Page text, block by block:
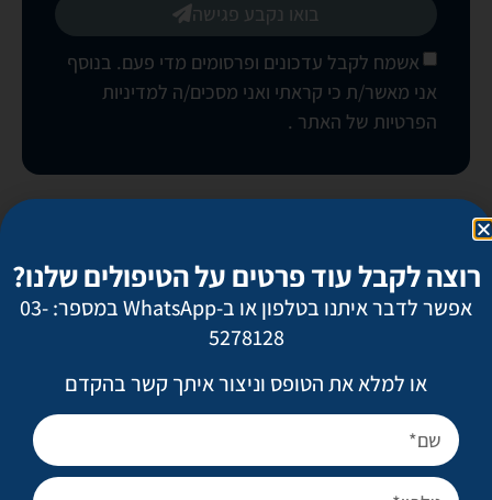
אשמח לקבל עדכונים ופרסומים מדי פעם. בנוסף
אני מאשר/ת כי קראתי ואני מסכים/ה למדיניות
הפרטיות של האתר .
בואו נקבע פגישה
מתיחת פנים
ניתוח אף
שאיבת שומן מונחית לייזר
טיפול בצלקות ובצלקות אקנה
רוצה לקבל עוד פרטים על הטיפולים שלנו?
אפשר לדבר איתנו בטלפון או ב-WhatsApp במספר: 03-
5278128
או למלא את הטופס וניצור איתך קשר בהקדם